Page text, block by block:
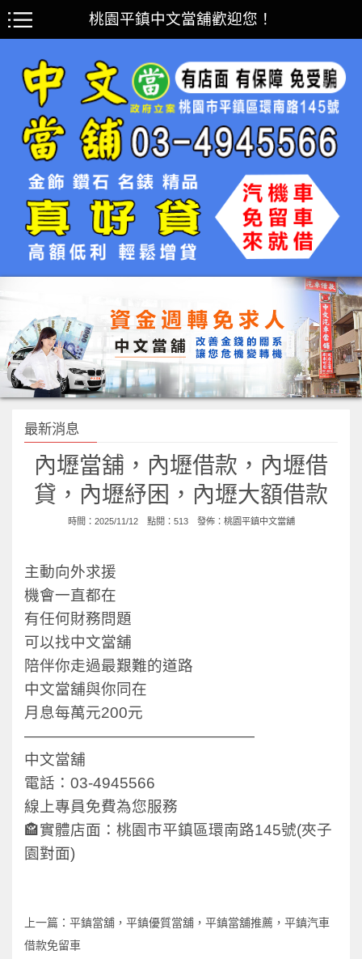
桃園平鎮中文當舖歡迎您！
最新消息
內壢當舖，內壢借款，內壢借
貸，內壢紓困，內壢大額借款
時間：2025/11/12 點閱：513 發佈： 桃園平鎮中文當舖
主動向外求援
機會一直都在
有任何財務問題
可以找中文當舖
陪伴你走過最艱難的道路
中文當舖與你同在
月息每萬元200元
———————————————
中文當舖
電話：03-4945566
線上專員免費為您服務
🏤實體店面：桃園市平鎮區環南路145號(夾子
園對面)
上一篇： 平鎮當舖，平鎮優質當舖，平鎮當舖推薦，平鎮汽車
借款免留車